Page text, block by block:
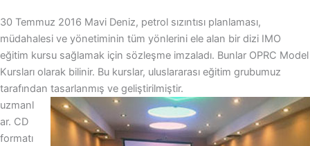
30 Temmuz 2016 Mavi Deniz, petrol sızıntısı planlaması,
müdahalesi ve yönetiminin tüm yönlerini ele alan bir dizi IMO
eğitim kursu sağlamak için sözleşme imzaladı. Bunlar OPRC Model
Kursları olarak bilinir. Bu kurslar, uluslararası eğitim grubumuz
tarafından tasarlanmış ve geliştirilmiştir.
uzmanl
ar. CD
formatı